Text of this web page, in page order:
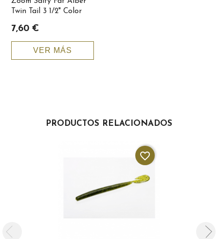
Twin Tail 3 1/2" Color
7,60 €
VER MÁS
PRODUCTOS RELACIONADOS
favorite_border